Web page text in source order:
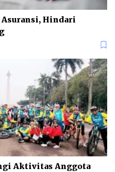
Hindari
Aktivitas Anggota